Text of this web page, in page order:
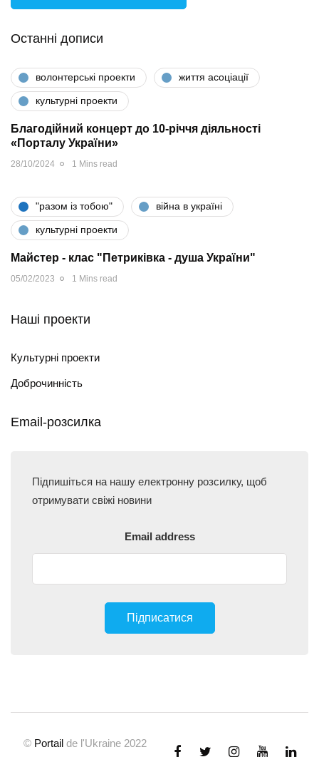
Останні дописи
волонтерські проекти життя асоціації
культурні проекти
Благодійний концерт до 10-річчя діяльності
«Порталу України»
28/10/2024 1 Mins read
"разом iз тобою" війна в україні
культурні проекти
Майстер - клас "Петриківка - душа України"
05/02/2023 1 Mins read
Наші проекти
Культурні проекти
Доброчинність
Email-розсилка
Підпишіться на нашу електронну розсилку, щоб
отримувати свіжі новини
Email address
© Portail de l'Ukraine 2022